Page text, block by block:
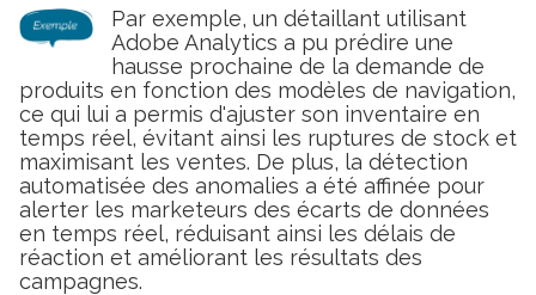
Par exemple, un détaillant utilisant
Adobe Analytics a pu prédire une
hausse prochaine de la demande de
produits en fonction des modèles de navigation,
ce qui lui a permis d'ajuster son inventaire en
temps réel, évitant ainsi les ruptures de stock et
maximisant les ventes. De plus, la détection
automatisée des anomalies a été affinée pour
alerter les marketeurs des écarts de données
en temps réel, réduisant ainsi les délais de
réaction et améliorant les résultats des
campagnes.